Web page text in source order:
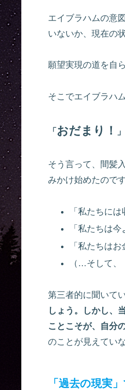
エイブラハムの意
いないか、現在の
願望実現の道を自
そこでエイブラハ
「 おだまり！ 」
そう言って、間髪
みかけ始めたのです
「私たちに
「私たちは
「私たちはお
（…そして、
第三者的に聞いて
しょう。しかし、
ことこそが、自分
のことが見えてい
「過去の現実